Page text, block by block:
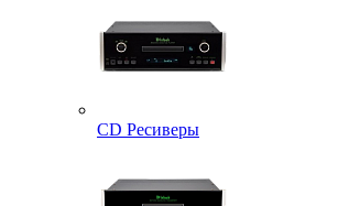
CD Ресиверы